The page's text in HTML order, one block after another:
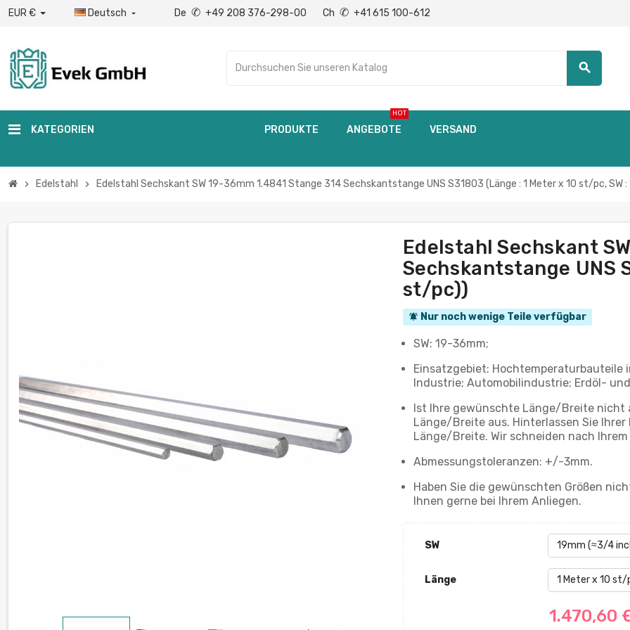
EUR € Deutsch  De ✆ +49 208 376-298-00 Ch ✆ +41 615 100-612
search
KATEGORIEN PRODUKTE ANGEBOTE
HOT
VERSAND
chevron_right Edelstahl chevron_right Edelstahl Sechskant SW 19-36mm 1.4841 Stange 314 Sechskantstange UNS S31803 (Länge : 1 Meter x 10 st/pc, SW
Edelstahl Sechskant
Sechskantstange UNS
st/pc))
notifications_active Nur noch wenige Teile verfügbar
SW: 19-36mm;
Einsatzgebiet: Hochtemperaturbauteile
Industrie; Automobilindustrie; Erdöl-
Ist Ihre gewünschte Länge/Breite
Länge/Breite aus. Hinterlassen Sie
Länge/Breite. Wir schneiden nach Ihrem
Abmessungstoleranzen: +/-3mm.
Haben Sie die gewünschten Größen
Ihnen gerne bei Ihrem Anliegen.
SW
Länge
1.470,60